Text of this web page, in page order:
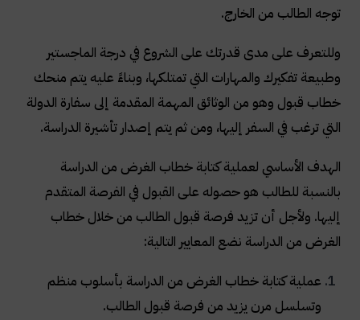
توجه الطالب من الخارج.
وللتعرف على مدى قدرتك على الشروع في درجة الماجستير
وطبيعة تفكيرك والمهارات التي تمتلكها، وبناءً عليه يتم منحك
خطاب قبول وهو من الوثائق المهمة المقدمة إلى سفارة الدولة
التي ترغب في السفر إليها، ومن ثم يتم إصدار تأشيرة الدراسة.
الهدف الأساسي لعملية كتابة خطاب الغرض من الدراسة
بالنسبة للطالب هو حصوله على القبول في الفرصة المتقدم
إليها. ولأجل أن تزيد فرصة قبول الطالب من خلال خطاب
الغرض من الدراسة نضع المعايير التالية:
عملية كتابة خطاب الغرض من الدراسة بأسلوب منظم
وتسلسل مرن يزيد من فرصة قبول الطالب.